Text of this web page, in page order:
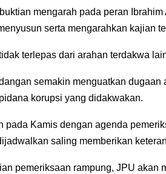
mengarah pada peran
serta mengarahkan kajian
terlepas dari arahan terdakwa
semakin menguatkan
korupsi yang didakwakan.
pada Kamis dengan agenda
saling memberikan
pemeriksaan rampung, JPU akan